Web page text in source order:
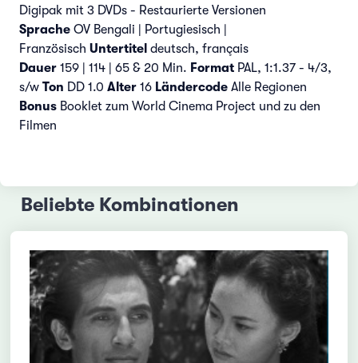
Digipak mit 3 DVDs - Restaurierte Versionen
Sprache OV Bengali | Portugiesisch |
Französisch Untertitel deutsch, français
Dauer 159 | 114 | 65 & 20 Min. Format PAL, 1:1.37 - 4/3,
s/w Ton DD 1.0 Alter 16 Ländercode Alle Regionen
Bonus Booklet zum World Cinema Project und zu den
Filmen
Beliebte Kombinationen